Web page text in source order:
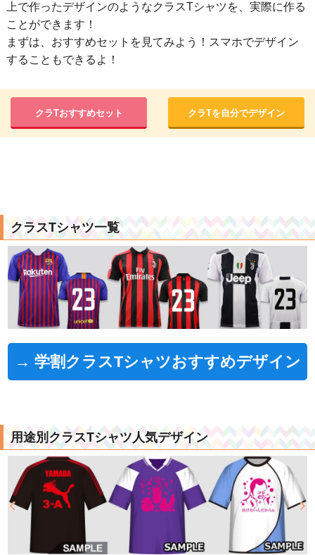
上で作ったデザインのようなクラスTシャツを、実際に作る
ことができます！
まずは、おすすめセットを見てみよう！スマホでデザイン
することもできるよ！
クラTおすすめセット クラTを自分でデザイン
クラスTシャツ一覧
→ 学割クラスTシャツおすすめデザイン
用途別クラスTシャツ人気デザイン